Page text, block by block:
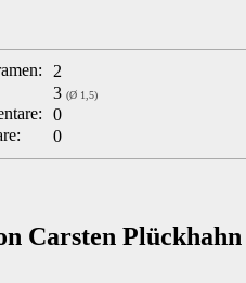
2
3 (Ø 1,5)
0
0
Carsten Plückhahn